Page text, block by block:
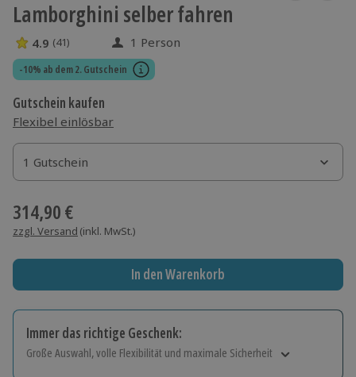
Lamborghini selber fahren
4.9 Sterne von 5 aus 41 Bewertungen
4.9 (41) 1 Person
-10% ab dem 2. Gutschein
Gutschein kaufen
Flexibel einlösbar
1 Gutschein
1 Gutschein
1 Gutschein
314,90 €
zzgl. Versand (inkl. MwSt.)
In den Warenkorb
Immer das richtige Geschenk:
Große Auswahl, volle Flexibilität und maximale Sicherheit